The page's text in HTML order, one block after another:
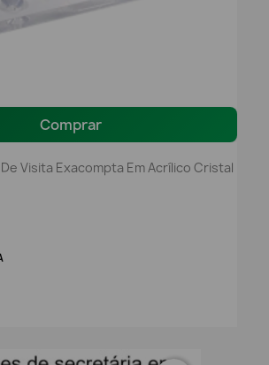
Comprar
Visita Exacompta Em Acrílico Cristal